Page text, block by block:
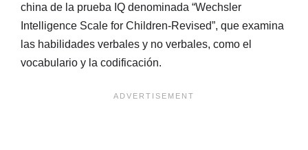
china de la prueba IQ denominada “Wechsler
Intelligence Scale for Children-Revised”, que examina
las habilidades verbales y no verbales, como el
vocabulario y la codificación.